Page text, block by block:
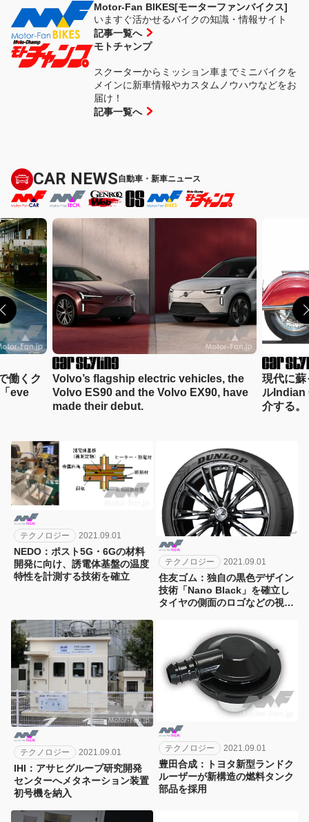
Motor-Fan BIKES[モーターファンバイクス]
いますぐ活かせるバイクの知識・情報サイト
記事一覧へ
モトチャンプ
スクーターからミッション車までミニバイクを
メインに新車情報やカスタムノウハウなどをお
届け！
記事一覧へ
CAR NEWS自動車・新車ニュース
the
have
現代に蘇ったアメリカンモーターサイク
ルIndian Chief Vintageのデザインを紹
介する。
ボルボ
ES90」
テクノロジー 2021.09.01
NEDO：ポスト5G・6Gの材料
開発に向け、誘電体基盤の温度
特性を計測する技術を確立
テクノロジー 2021.09.01
住友ゴム：独自の黒色デザイン
技術「Nano Black」を確立し
タイヤの側面のロゴなどの視認
テクノロジー 2021.09.01
IHI：アサヒグループ研究開発
センターへメタネーション装置
初号機を納入
テクノロジー 2021.09.01
豊田合成：トヨタ新型ランドク
ルーザーが新構造の燃料タンク
部品を採用